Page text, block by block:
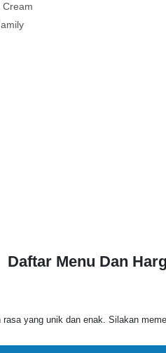
Cream
Daftar Menu Dan
rasa yang unik dan enak. Silakan